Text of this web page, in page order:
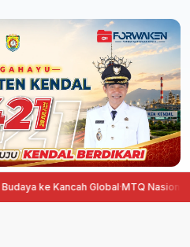
ke Kancah Global·MTQ Nasional